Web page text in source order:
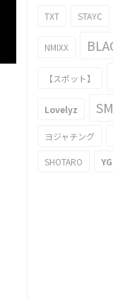
TXT STAYC
NMIXX
【スポット】
Lovelyz SM
ヨジャチング
SHOTARO YG